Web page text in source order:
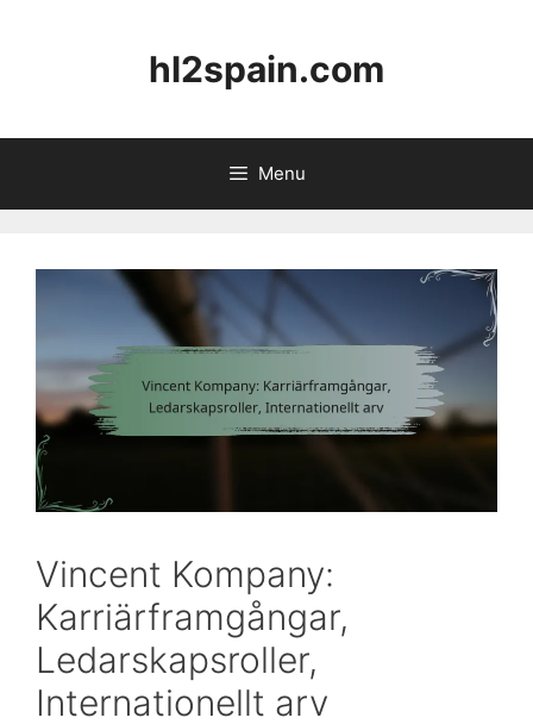
hl2spain.com
Menu
Vincent Kompany:
Karriärframgångar,
Ledarskapsroller,
Internationellt arv